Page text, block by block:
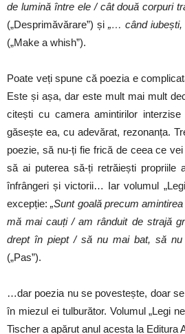
de lumină între ele / cât două corpuri
(„Desprimăvărare”) și „… când iubești,
(„Make a whish”).
Poate veți spune că poezia e
Este și așa, dar este mult mai mult
citești cu camera amintirilor
găsește ea, cu adevărat, rezonanța.
poezie, să nu-ți fie frică de ceea ce
să ai puterea să-ți retrăiești propriile
înfrângeri și victorii… Iar volumul
excepție:„Sunt goală precum
mă mai cauți / am rânduit de strajă
drept în piept / să nu mai bat, să nu
(„Pas”).
…dar poezia nu se povestește, doar
în miezul ei tulburător. Volumul „Legi
Tischer a apărut anul acesta la Editura